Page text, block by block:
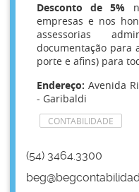
Desconto de 5%
empresas e nos
assessorias
documentação para
porte e afins) para
Endereço: Avenida
- Garibaldi
CONTABILIDADE
(54) 3464.3300